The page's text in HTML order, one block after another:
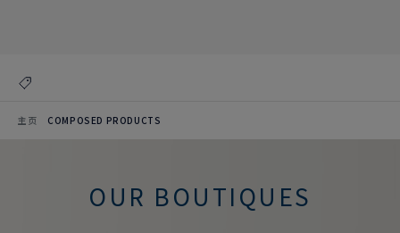
主页 COMPOSED PRODUCTS
OUR BOUTIQUES